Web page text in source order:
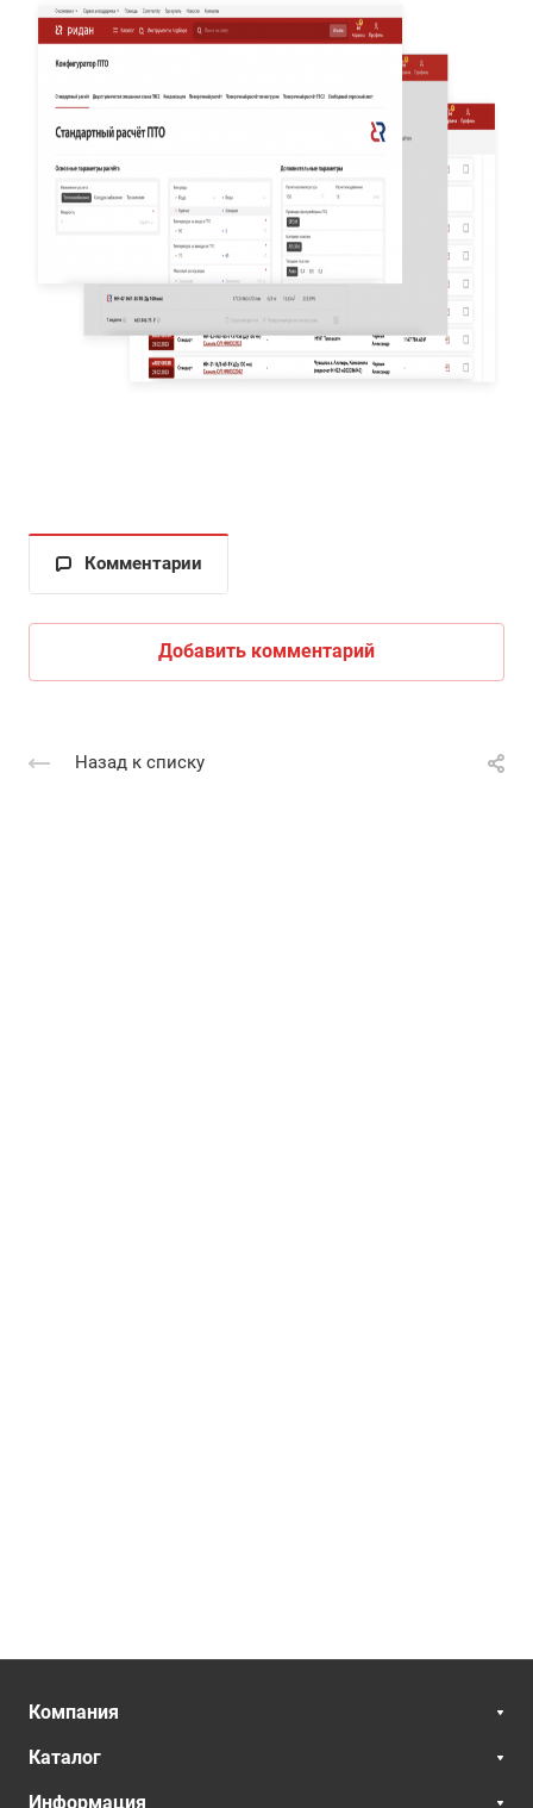
Комментарии
Добавить комментарий
Назад к списку
Компания
Каталог
Информация